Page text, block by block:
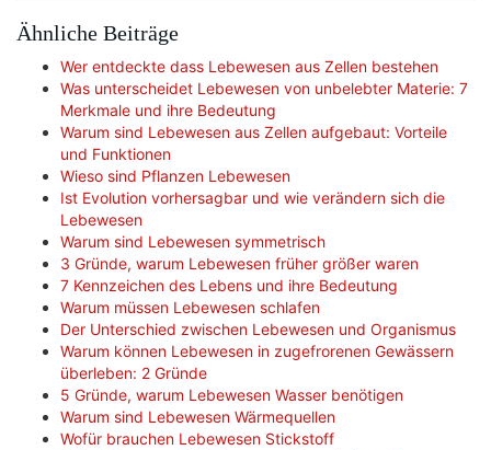
Ähnliche Beiträge
Wer entdeckte dass Lebewesen aus Zellen bestehen
Was unterscheidet Lebewesen von unbelebter Materie: 7
Merkmale und ihre Bedeutung
Warum sind Lebewesen aus Zellen aufgebaut: Vorteile
und Funktionen
Wieso sind Pflanzen Lebewesen
Ist Evolution vorhersagbar und wie verändern sich die
Lebewesen
Warum sind Lebewesen symmetrisch
3 Gründe, warum Lebewesen früher größer waren
7 Kennzeichen des Lebens und ihre Bedeutung
Warum müssen Lebewesen schlafen
Der Unterschied zwischen Lebewesen und Organismus
Warum können Lebewesen in zugefrorenen Gewässern
überleben: 2 Gründe
5 Gründe, warum Lebewesen Wasser benötigen
Warum sind Lebewesen Wärmequellen
Wofür brauchen Lebewesen Stickstoff